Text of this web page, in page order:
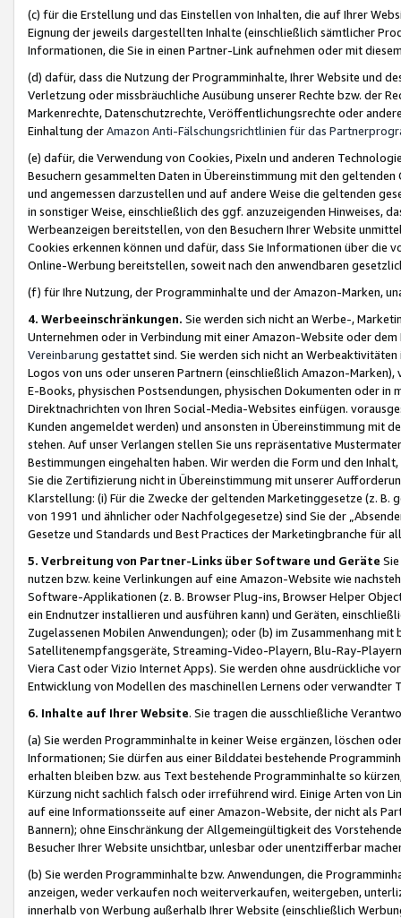
(c) für die Erstellung und das Einstellen von Inhalten, die auf Ihrer
Eignung der jeweils dargestellten Inhalte (einschließlich sämtlicher
Informationen, die Sie in einen Partner-Link aufnehmen oder mit
(d) dafür, dass die Nutzung der Programminhalte, Ihrer Website und
Verletzung oder missbräuchliche Ausübung unserer Rechte bzw. der
Markenrechte, Datenschutzrechte, Veröffentlichungsrechte oder
Einhaltung derAmazon Anti-Fälschungsrichtlinien für das
(e) dafür, die Verwendung von Cookies, Pixeln und anderen
Besuchern gesammelten Daten in Übereinstimmung mit den
und angemessen darzustellen und auf andere Weise die geltenden
in sonstiger Weise, einschließlich des ggf. anzuzeigenden Hinweises,
Werbeanzeigen bereitstellen, von den Besuchern Ihrer Website
Cookies erkennen können und dafür, dass Sie Informationen über die
Online-Werbung bereitstellen, soweit nach den anwendbaren
(f) für Ihre Nutzung, der Programminhalte und der Amazon-Marken,
4. Werbeeinschränkungen. Sie werden sich nicht an Werbe-,
Unternehmen oder in Verbindung mit einer Amazon-Website oder
Vereinbarung gestattet sind. Sie werden sich nicht an
Logos von uns oder unseren Partnern (einschließlich Amazon-
E-Books, physischen Postsendungen, physischen Dokumenten oder in
Direktnachrichten von Ihren Social-Media-Websites einfügen.
Kunden angemeldet werden) und ansonsten in Übereinstimmung mit
stehen. Auf unser Verlangen stellen Sie uns repräsentative
Bestimmungen eingehalten haben. Wir werden die Form und den
Sie die Zertifizierung nicht in Übereinstimmung mit unserer
Klarstellung: (i) Für die Zwecke der geltenden Marketinggesetze (z. B.
von 1991 und ähnlicher oder Nachfolgegesetze) sind Sie der
Gesetze und Standards und Best Practices der Marketingbranche für
5. Verbreitung von Partner-Links über Software und Geräte
nutzen bzw. keine Verlinkungen auf eine Amazon-Website wie
Software-Applikationen (z. B. Browser Plug-ins, Browser Helper
ein Endnutzer installieren und ausführen kann) und Geräten,
Zugelassenen Mobilen Anwendungen); oder (b) im Zusammenhang
Satellitenempfangsgeräte, Streaming-Video-Playern, Blu-Ray-
Viera Cast oder Vizio Internet Apps). Sie werden ohne ausdrückliche
Entwicklung von Modellen des maschinellen Lernens oder
6. Inhalte auf Ihrer Website. Sie tragen die ausschließliche
(a) Sie werden Programminhalte in keiner Weise ergänzen, löschen
Informationen; Sie dürfen aus einer Bilddatei bestehende
erhalten bleiben bzw. aus Text bestehende Programminhalte so
Kürzung nicht sachlich falsch oder irreführend wird. Einige Arten von
auf eine Informationsseite auf einer Amazon-Website, der nicht als
Bannern); ohne Einschränkung der Allgemeingültigkeit des
Besucher Ihrer Website unsichtbar, unlesbar oder unentzifferbar
(b) Sie werden Programminhalte bzw. Anwendungen, die
anzeigen, weder verkaufen noch weiterverkaufen, weitergeben,
innerhalb von Werbung außerhalb Ihrer Website (einschließlich